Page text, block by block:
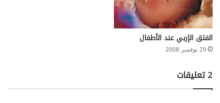
الفتق الإربي عند الأطفال
29 نوفمبر 2008
‫2 تعليقات